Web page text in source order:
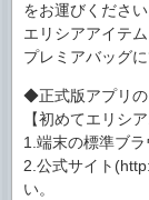
をお運びください
エリシアアイテ
プレミアバッグ
◆正式版アプリ
【初めてエリシ
1.端末の標準ブラ
2.公式サイト
い。